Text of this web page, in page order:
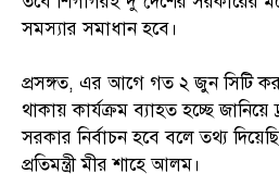
সমস্যার সমাধান হবে।
প্রসঙ্গত, এর আগে গত ২ জুন সিটি
থাকায় কার্যক্রম ব্যাহত হচ্ছে
সরকার নির্বাচন হবে বলে তথ্য
প্রতিমন্ত্রী মীর শাহে আলম।